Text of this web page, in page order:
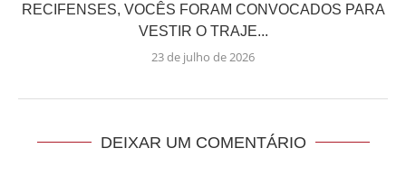
RECIFENSES, VOCÊS FORAM CONVOCADOS PARA
VESTIR O TRAJE...
23 de julho de 2026
DEIXAR UM COMENTÁRIO